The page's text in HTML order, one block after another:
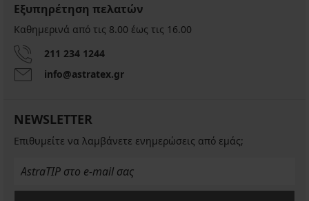
Εξυπηρέτηση πελατών
Καθημερινά από τις 8.00 έως τις 16.00
211 234 1244
info@astratex.gr
NEWSLETTER
Επιθυμείτε να λαμβάνετε ενημερώσεις από εμάς;